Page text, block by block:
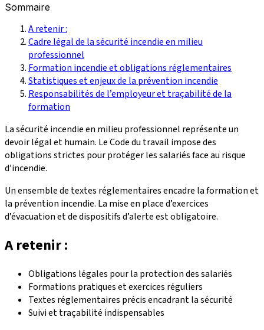
Sommaire
A retenir :
Cadre légal de la sécurité incendie en milieu
professionnel
Formation incendie et obligations réglementaires
Statistiques et enjeux de la prévention incendie
Responsabilités de l’employeur et traçabilité de la
formation
La sécurité incendie en milieu professionnel représente un
devoir légal et humain. Le Code du travail impose des
obligations strictes pour protéger les salariés face au risque
d’incendie.
Un ensemble de textes réglementaires encadre la formation et
la prévention incendie. La mise en place d’exercices
d’évacuation et de dispositifs d’alerte est obligatoire.
A retenir :
Obligations légales pour la protection des salariés
Formations pratiques et exercices réguliers
Textes réglementaires précis encadrant la sécurité
Suivi et traçabilité indispensables